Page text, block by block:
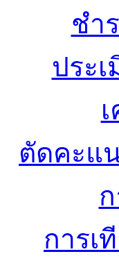
ชำ
ประ
ตัดคะแ
การเ